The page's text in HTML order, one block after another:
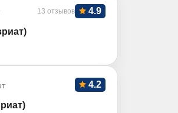
13 отзывов 4.9
4.2